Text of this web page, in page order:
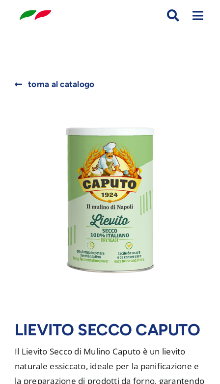
torna al catalogo
LIEVITO SECCO CAPUTO
Il Lievito Secco di Mulino Caputo è un lievito
naturale essiccato, ideale per la panificazione e
la preparazione di prodotti da forno, garantendo
for: